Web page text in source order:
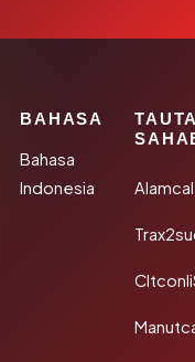
BAHASA
Bahasa
Indonesia